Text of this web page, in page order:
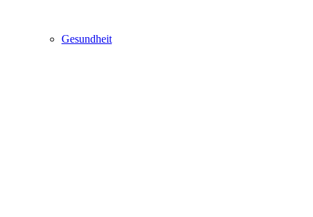
Gesundheit